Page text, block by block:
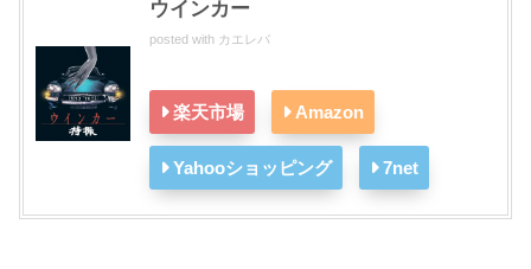
ウインカー
posted with カエレバ
楽天市場 Amazon
Yahooショッピング 7net